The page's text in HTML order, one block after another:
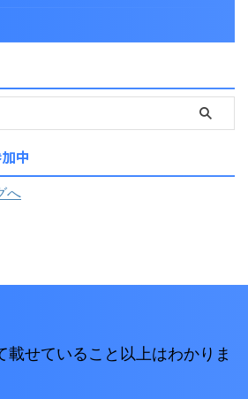
中
へ
載せていること以上はわかりま